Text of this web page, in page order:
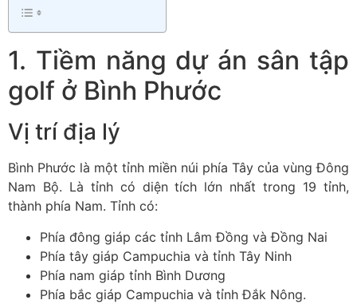
1. Tiềm năng dự án sân tập
golf ở Bình Phước
Vị trí địa lý
Bình Phước là một tỉnh miền núi phía Tây của vùng Đông
Nam Bộ. Là tỉnh có diện tích lớn nhất trong 19 tỉnh,
thành phía Nam. Tỉnh có:
Phía đông giáp các tỉnh Lâm Đồng và Đồng Nai
Phía tây giáp Campuchia và tỉnh Tây Ninh
Phía nam giáp tỉnh Bình Dương
Phía bắc giáp Campuchia và tỉnh Đắk Nông.